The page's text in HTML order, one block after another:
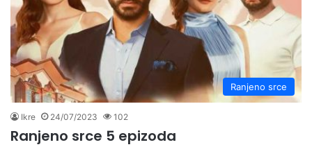
Ranjeno srce
Ikre 24/07/2023 102
Ranjeno srce 5 epizoda